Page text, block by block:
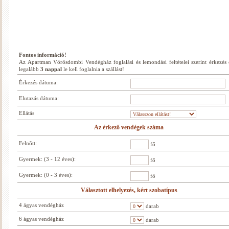
Fontos információ!
Az Apartman Vörösdombi Vendégház foglalási és lemondási feltételei szerint érkezés
legalább 3 nappal le kell foglalnia a szállást!
Érkezés dátuma:
Elutazás dátuma:
Ellátás
Az érkező vendégek száma
Felnõtt: fő
Gyermek: (3 - 12 éves): fő
Gyermek: (0 - 3 éves): fő
Választott elhelyezés, kért szobatípus
4 ágyas vendégház darab
6 ágyas vendégház darab